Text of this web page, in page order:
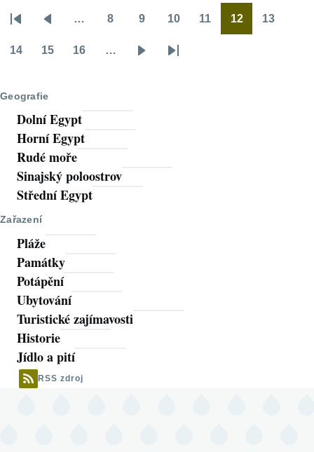
Pagination
First
page
Předchozí
stránka
… 8 9 10 11 12 13
14 15 16 …
NásledujícíPoslední
Geografie
Dolní Egypt
Horní Egypt
Rudé moře
Sinajský poloostrov
Střední Egypt
Zařazení
Pláže
Památky
Potápění
Ubytování
Turistické zajímavosti
Historie
Jídlo a pití
RSS zdroj